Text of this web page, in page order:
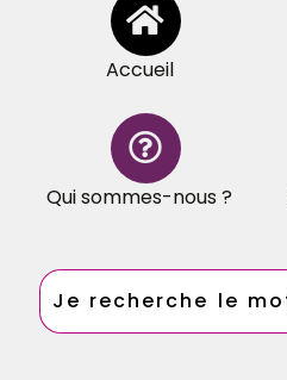
Accueil
Qui sommes-nous ?